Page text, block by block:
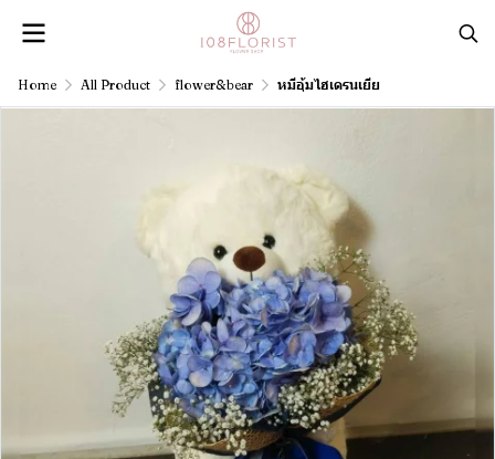
Home All Product flower&bear หมีอุ้มไฮเดรนเยีย